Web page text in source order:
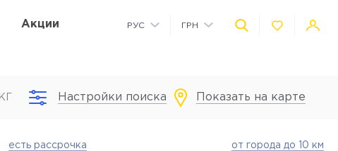
Акции РУС ГРН
Настройки поиска Показать на карте
есть рассрочка от города до 10 км